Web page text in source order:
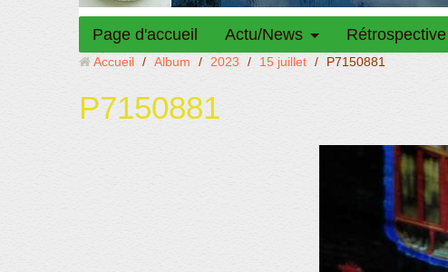
Page d'accueil Actu/News Rétrospective
Accueil / Album / 2023 / 15 juillet / P7150881
P7150881